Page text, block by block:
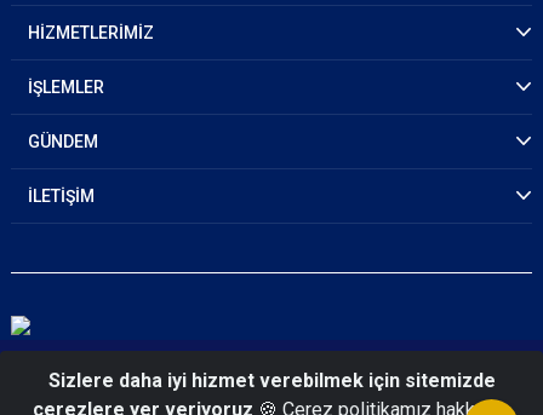
HİZMETLERİMİZ
İŞLEMLER
GÜNDEM
İLETİŞİM
© 2026 Iğdır Emniyet Müdürlüğü
Sizlere daha iyi hizmet verebilmek için sitemizde
çerezlere yer veriyoruz 🍪 Çerez politikamız hakkında